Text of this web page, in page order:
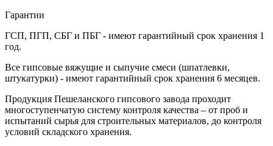
Гарантии
ГСП, ПГП, СБГ и ПБГ - имеют гарантийный срок хранения 1
год.
Все гипсовые вяжущие и сыпучие смеси (шпатлевки,
штукатурки) - имеют гарантийный срок хранения 6 месяцев.
Продукция Пешеланского гипсового завода проходит
многоступенчатую систему контроля качества – от проб и
испытаний сырья для строительных материалов, до контроля
условий складского хранения.